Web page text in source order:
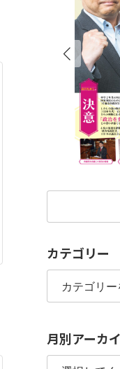
カテゴリー
カ
ゴ
ー
月別アーカ